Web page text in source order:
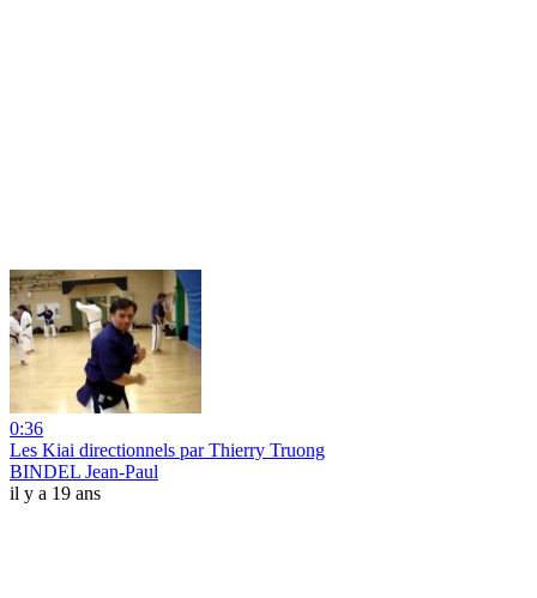
0:36
Les Kiai directionnels par Thierry Truong
BINDEL Jean-Paul
il y a 19 ans